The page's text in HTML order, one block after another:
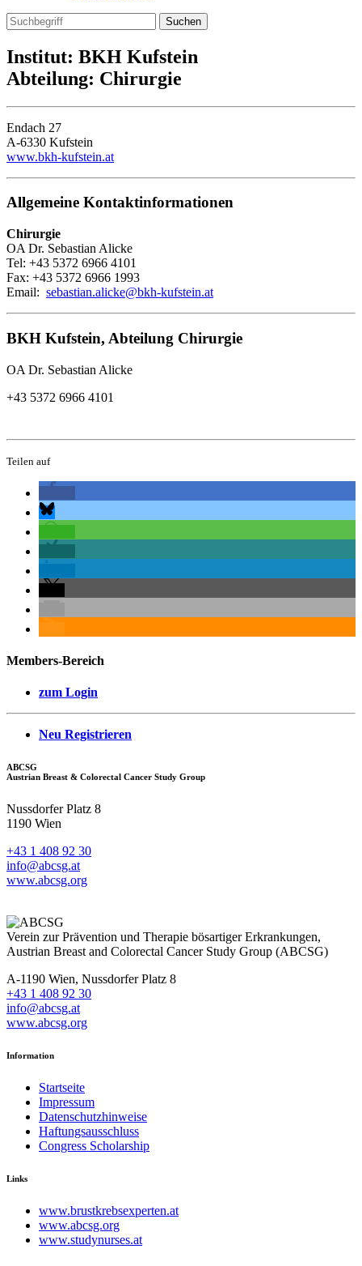
Institut: BKH Kufstein
Abteilung: Chirurgie
Endach 27
A-6330 Kufstein
www.bkh-kufstein.at
Allgemeine Kontaktinformationen
Chirurgie
OA Dr. Sebastian Alicke
Tel: +43 5372 6966 4101
Fax: +43 5372 6966 1993
Email: sebastian.alicke@bkh‐kufstein.at
BKH Kufstein, Abteilung Chirurgie
OA Dr. Sebastian Alicke
+43 5372 6966 4101
Teilen auf
Members-Bereich
zum Login
Neu Registrieren
ABCSG
Austrian Breast & Colorectal Cancer Study Group
Nussdorfer Platz 8
1190 Wien
+43 1 408 92 30
info@abcsg.at
www.abcsg.org
Verein zur Prävention und Therapie bösartiger Erkrankungen,
Austrian Breast and Colorectal Cancer Study Group (ABCSG)
A-1190 Wien, Nussdorfer Platz 8
+43 1 408 92 30
info@abcsg.at
www.abcsg.org
Information
Startseite
Impressum
Datenschutzhinweise
Haftungsausschluss
Congress Scholarship
Links
www.brustkrebsexperten.at
www.abcsg.org
www.studynurses.at